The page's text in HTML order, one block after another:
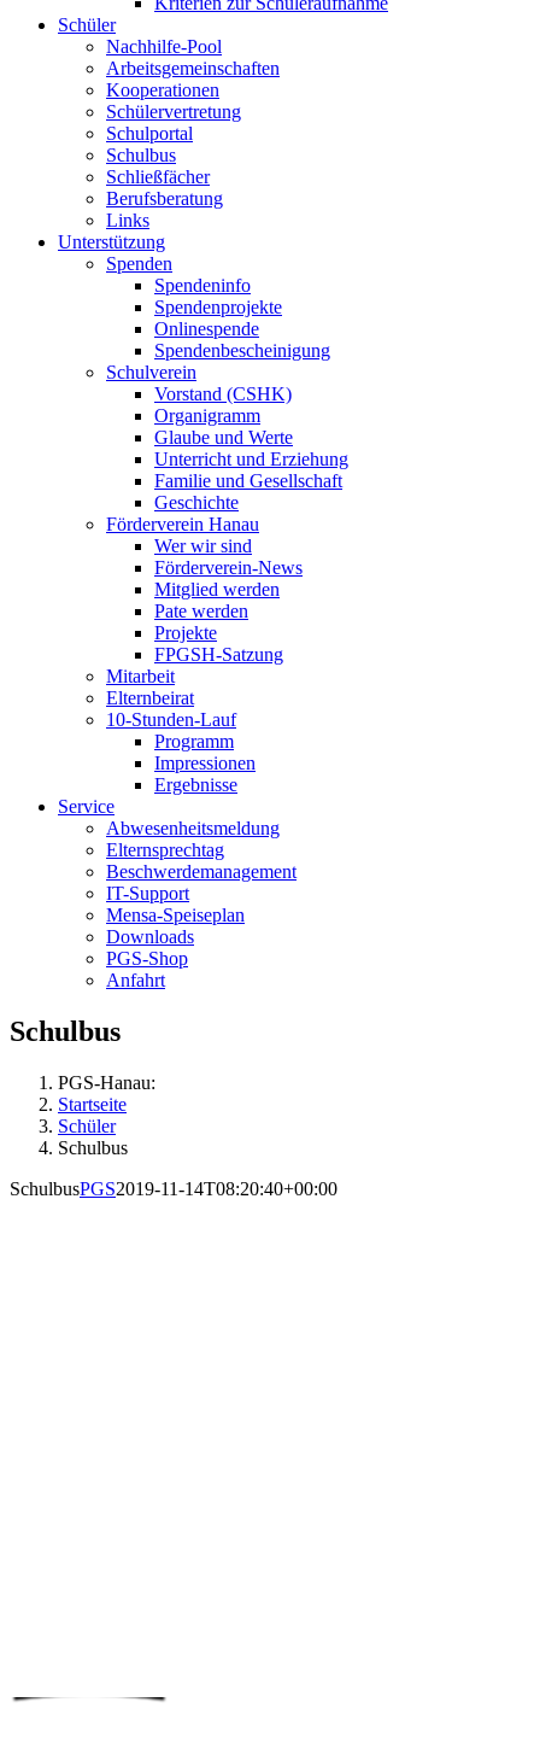
Schüler
Nachhilfe-Pool
Arbeitsgemeinschaften
Kooperationen
Schülervertretung
Schulportal
Schulbus
Schließfächer
Berufsberatung
Links
Unterstützung
Spenden
Spendeninfo
Spendenprojekte
Onlinespende
Spendenbescheinigung
Schulverein
Vorstand (CSHK)
Organigramm
Glaube und Werte
Unterricht und Erziehung
Familie und Gesellschaft
Geschichte
Förderverein Hanau
Wer wir sind
Förderverein-News
Mitglied werden
Pate werden
Projekte
FPGSH-Satzung
Mitarbeit
Elternbeirat
10-Stunden-Lauf
Programm
Impressionen
Ergebnisse
Service
Abwesenheitsmeldung
Elternsprechtag
Beschwerdemanagement
IT-Support
Mensa-Speiseplan
Downloads
PGS-Shop
Anfahrt
Schulbus
PGS-Hanau:
Startseite
Schüler
Schulbus
SchulbusPGS2019-11-14T08:20:40+00:00